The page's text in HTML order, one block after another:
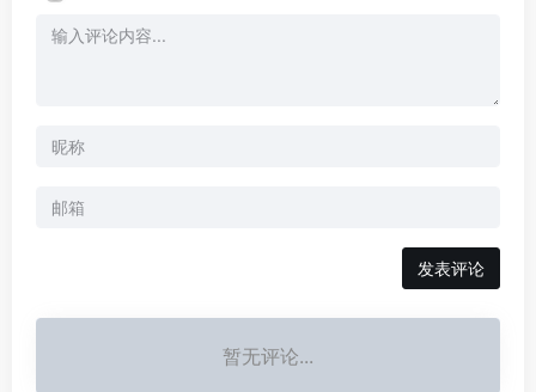
发表评论
暂无评论...